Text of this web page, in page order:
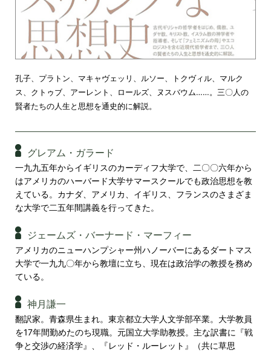
孔子、プラトン、マキャヴェッリ、ルソー、トクヴィル、マルク
ス、クトゥブ、アーレント、ロールズ、ヌスバウム……。三〇人の
賢者たちの人生と思想を通史的に解説。
グレアム・ガラード
一九九五年からイギリスのカーディフ大学で、二〇〇六年から
はアメリカのハーバード大学サマースクールでも政治思想を教
えている。カナダ、アメリカ、イギリス、フランスのさまざま
な大学で二五年間講義を行ってきた。
ジェームズ・バーナード・マーフィー
アメリカのニューハンプシャー州ハノーバーにあるダートマス
大学で一九九〇年から教壇に立ち、現在は政治学の教授を務め
ている。
神月謙一
翻訳家。青森県生まれ。東京都立大学人文学部卒業。大学教員
を17年間勤めたのち現職。元国立大学助教授。主な訳書に『戦
争と交渉の経済学』、『レッド・ルーレット』（共に草思